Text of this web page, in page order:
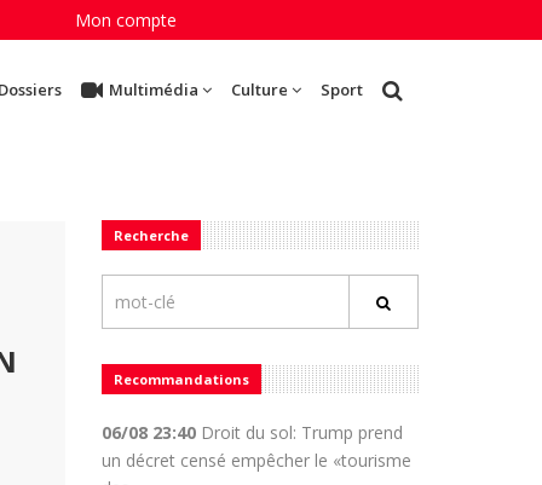
Mon compte
Multimédia Culture Sport
Recherche
Recommandations
06/08 23:40Droit du sol: Trump prend
un décret censé empêcher le «tourisme